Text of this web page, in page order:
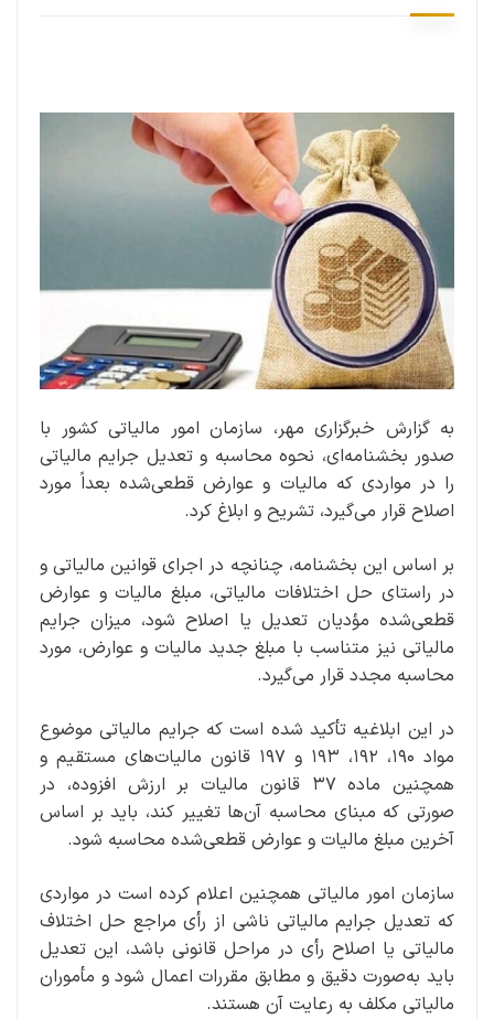
به گزارش خبرگزاری مهر، سازمان امور مالیاتی کشور با
صدور بخشنامه‌ای، نحوه محاسبه و تعدیل جرایم مالیاتی
را در مواردی که مالیات و عوارض قطعی‌شده بعداً مورد
اصلاح قرار می‌گیرد، تشریح و ابلاغ کرد.
بر اساس این بخشنامه، چنانچه در اجرای قوانین مالیاتی و
در راستای حل اختلافات مالیاتی، مبلغ مالیات و عوارض
قطعی‌شده مؤدیان تعدیل یا اصلاح شود، میزان جرایم
مالیاتی نیز متناسب با مبلغ جدید مالیات و عوارض، مورد
محاسبه مجدد قرار می‌گیرد.
در این ابلاغیه تأکید شده است که جرایم مالیاتی موضوع
مواد ۱۹۰، ۱۹۲، ۱۹۳ و ۱۹۷ قانون مالیات‌های مستقیم و
همچنین ماده ۳۷ قانون مالیات بر ارزش افزوده، در
صورتی که مبنای محاسبه آن‌ها تغییر کند، باید بر اساس
آخرین مبلغ مالیات و عوارض قطعی‌شده محاسبه شود.
سازمان امور مالیاتی همچنین اعلام کرده است در مواردی
که تعدیل جرایم مالیاتی ناشی از رأی مراجع حل اختلاف
مالیاتی یا اصلاح رأی در مراحل قانونی باشد، این تعدیل
باید به‌صورت دقیق و مطابق مقررات اعمال شود و مأموران
مالیاتی مکلف به رعایت آن هستند.